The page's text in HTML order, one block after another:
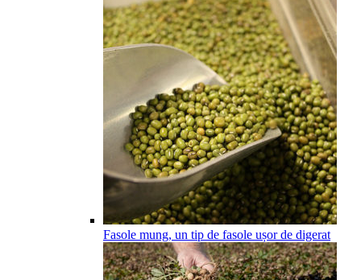
Fasole mung, un tip de fasole ușor de digerat